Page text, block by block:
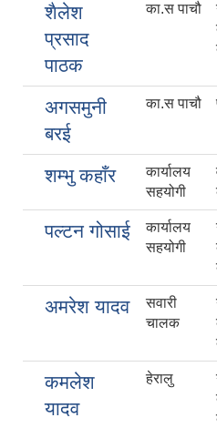
शैलेश
प्रसाद
पाठक
का.स पाचौ
अगसमुनी
बरई
का.स पाचौ
शम्भु कहाँर
कार्यालय
सहयोगी
पल्टन गोसाई
कार्यालय
सहयोगी
अमरेश यादव
सवारी
चालक
कमलेश
यादव
हेरालु